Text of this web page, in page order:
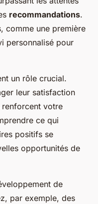
recommandations.
comme une première
personnalisé pour
un rôle crucial.
leur satisfaction
renforcent votre
ce qui
positifs se
opportunités de
de
par exemple, des